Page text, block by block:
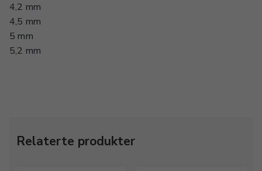
4,2 mm
4,5 mm
5 mm
5,2 mm
Relaterte produkter